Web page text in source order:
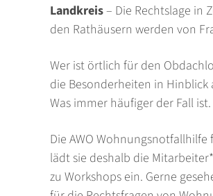
Landkreis– Die Rechtslage in
den Rathäusern werden von
Wer ist örtlich für den
die Besonderheiten in Hinblick
Was immer häufiger der Fall ist.
Die AWO
lädt sie deshalb die
zu Workshops ein. Gerne